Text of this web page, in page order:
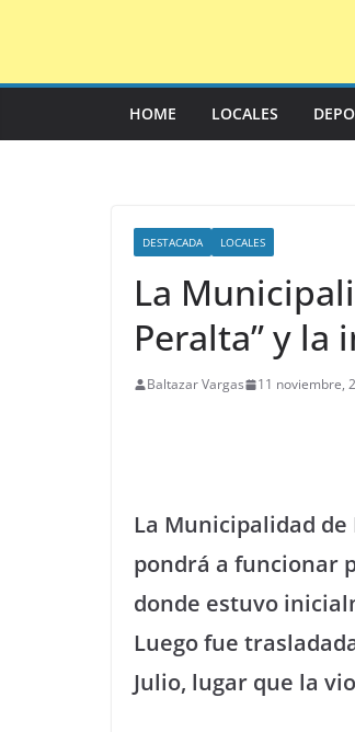
HOME LOCALES
DESTACADA LOCALES
La
Peralta” y la
Baltazar Vargas 11 noviembre,
La Municipalidad de
pondrá a funcionar
donde estuvo
Luego fue
Julio, lugar que la